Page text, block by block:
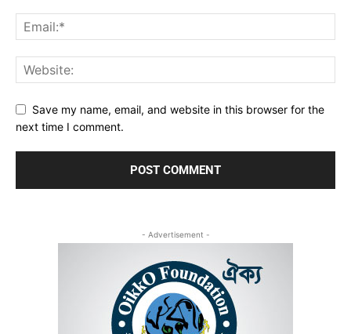
Save my name, email, and website in this browser for the
next time I comment.
- Advertisement -